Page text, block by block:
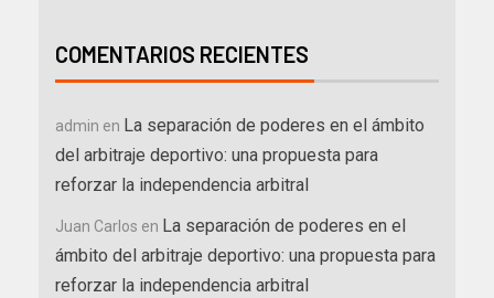
COMENTARIOS RECIENTES
admin en La separación de poderes en el ámbito
del arbitraje deportivo: una propuesta para
reforzar la independencia arbitral
Juan Carlos en La separación de poderes en el
ámbito del arbitraje deportivo: una propuesta para
reforzar la independencia arbitral